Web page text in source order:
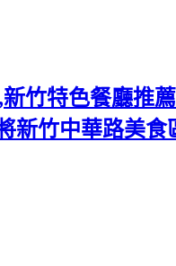
竹特色餐廳推
新竹中華路美食